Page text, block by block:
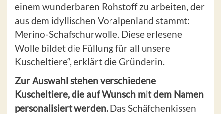
einem wunderbaren Rohstoff zu arbeiten, der
aus dem idyllischen Voralpenland stammt:
Merino-Schafschurwolle. Diese erlesene
Wolle bildet die Füllung für all unsere
Kuscheltiere“, erklärt die Gründerin.
Zur Auswahl stehen verschiedene
Kuscheltiere, die auf Wunsch mit dem Namen
personalisiert werden. Das Schäfchenkissen